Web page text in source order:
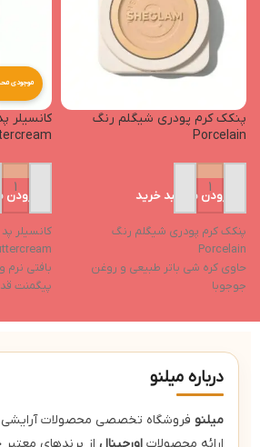
پنکک کرم پودری شیگلم رنگ
Porcelain
افزودن به سبد خرید
پنکک کرم پودری شیگلم رنگ
Porcelain
حاوی کره شی باتر طبیعی و روغن
جوجوبا
ایجاد رطوبت پوست و حفظ آن
دارای جلوه ای مات و بافتی مخملی
کاور بسیار بالا (فول کاور)
موجودی
کانسیلر
کانسیلر
بافتی
پیگمنت
خواص
درباره میلنو
میلنو فروشگاه تخصصی محصولات آرایشی